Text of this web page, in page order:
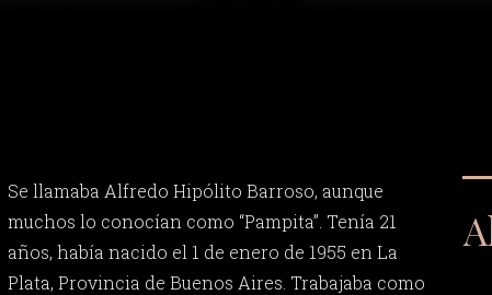
Se llamaba Alfredo Hipólito Barroso, aunque
muchos lo conocían como “Pampita”. Tenía 21
años, había nacido el 1 de enero de 1955 en La
Plata, Provincia de Buenos Aires. Trabajaba como